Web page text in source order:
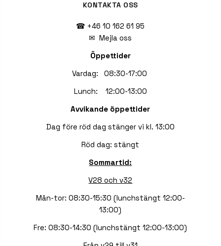
KONTAKTA OSS
☎ +46 10 162 61 95
✉Mejla oss
Öppettider
Vardag: 08:30-17:00
Lunch: 12:00-13:00
Avvikande öppettider
Dag före röd dag stänger vi kl. 13:00
Röd dag: stängt
Sommartid:
V28 och v32
Mån-tor: 08:30-15:30 (lunchstängt 12:00-
13:00)
Fre: 08:30-14:30 (lunchstängt 12:00-13:00)